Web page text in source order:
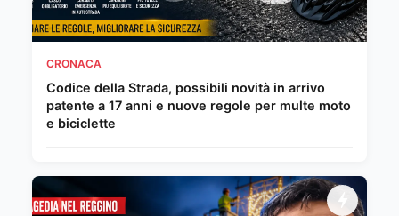
CRONACA
Codice della Strada, possibili novità in arrivo
patente a 17 anni e nuove regole per multe moto
e biciclette